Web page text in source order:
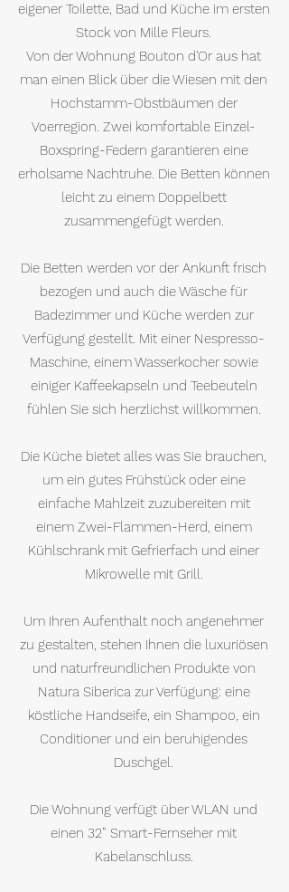
eigener Toilette, Bad und Küche im ersten
Stock von Mille Fleurs.
Von der Wohnung Bouton d'Or aus hat
man einen Blick über die Wiesen mit den
Hochstamm-Obstbäumen der
Voerregion. Zwei komfortable Einzel-
Boxspring-Federn garantieren eine
erholsame Nachtruhe. Die Betten können
leicht zu einem Doppelbett
zusammengefügt werden.
Die Betten werden vor der Ankunft frisch
bezogen und auch die Wäsche für
Badezimmer und Küche werden zur
Verfügung gestellt. Mit einer Nespresso-
Maschine, einem Wasserkocher sowie
einiger Kaffeekapseln und Teebeuteln
fühlen Sie sich herzlichst willkommen.
Die Küche bietet alles was Sie brauchen,
um ein gutes Frühstück oder eine
einfache Mahlzeit zuzubereiten mit
einem Zwei-Flammen-Herd, einem
Kühlschrank mit Gefrierfach und einer
Mikrowelle mit Grill.
Um Ihren Aufenthalt noch angenehmer
zu gestalten, stehen Ihnen die luxuriösen
und naturfreundlichen Produkte von
Natura Siberica zur Verfügung: eine
köstliche Handseife, ein Shampoo, ein
Conditioner und ein beruhigendes
Duschgel.
Die Wohnung verfügt über WLAN und
einen 32” Smart-Fernseher mit
Kabelanschluss.